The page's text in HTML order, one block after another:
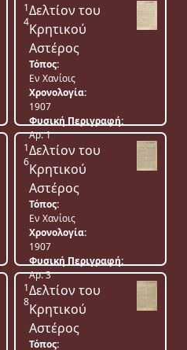
1
4
Δελτίον του
Κρητικού
Αστέρος
Τόπος:
Εν Χανίοις
Χρονολογία:
1907
Φυσική Περιγραφή:
Αρ. 1
1
6
Δελτίον του
Κρητικού
Αστέρος
Τόπος:
Εν Χανίοις
Χρονολογία:
1907
Φυσική Περιγραφή:
Αρ. 3
1
8
Δελτίον του
Κρητικού
Αστέρος
Τόπος: